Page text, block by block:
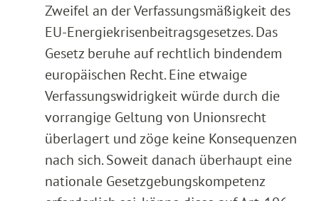
Zweifel an der Verfassungsmäßigkeit des
EU-Energiekrisenbeitragsgesetzes. Das
Gesetz beruhe auf rechtlich bindendem
europäischen Recht. Eine etwaige
Verfassungswidrigkeit würde durch die
vorrangige Geltung von Unionsrecht
überlagert und zöge keine Konsequenzen
nach sich. Soweit danach überhaupt eine
nationale Gesetzgebungskompetenz